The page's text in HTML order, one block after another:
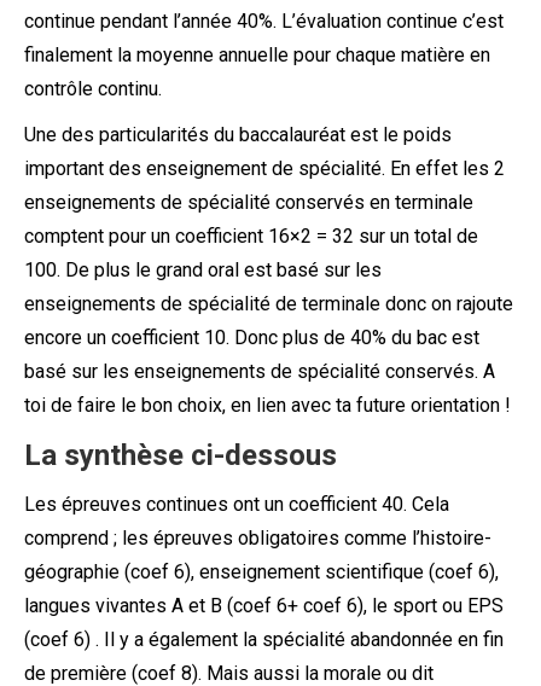
continue pendant l’année 40%. L’évaluation continue c’est
finalement la moyenne annuelle pour chaque matière en
contrôle continu.
Une des particularités du baccalauréat est le poids
important des enseignement de spécialité. En effet les 2
enseignements de spécialité conservés en terminale
comptent pour un coefficient 16×2 = 32 sur un total de
100. De plus le grand oral est basé sur les
enseignements de spécialité de terminale donc on rajoute
encore un coefficient 10. Donc plus de 40% du bac est
basé sur les enseignements de spécialité conservés. A
toi de faire le bon choix, en lien avec ta future orientation !
La synthèse ci-dessous
Les épreuves continues ont un coefficient 40. Cela
comprend ; les épreuves obligatoires comme l’histoire-
géographie (coef 6), enseignement scientifique (coef 6),
langues vivantes A et B (coef 6+ coef 6), le sport ou EPS
(coef 6) . Il y a également la spécialité abandonnée en fin
de première (coef 8). Mais aussi la morale ou dit